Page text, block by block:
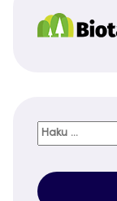
Haku: